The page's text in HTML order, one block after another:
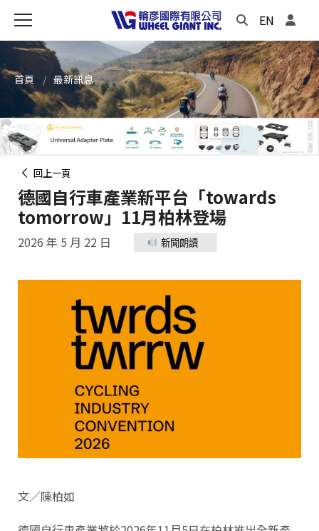
EN
首頁 最新訊息
回上一頁
德國自行車產業新平台「towards
tomorrow」11月柏林登場
2026 年 5 月 22 日 新聞朗讀
文／陳柏如